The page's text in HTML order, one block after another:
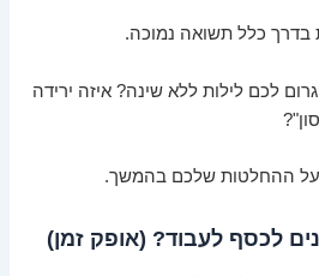
בדרך כלל תשואה נמוכה.
לכם לילות ללא שינה? איזה ירידה
ההחלטות שלכם בהמשך.